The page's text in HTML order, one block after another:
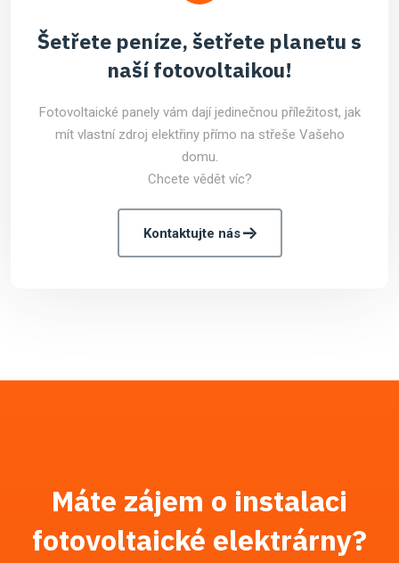
Šetřete peníze, šetřete planetu s
naší fotovoltaikou!
Fotovoltaické panely vám dají jedinečnou příležitost, jak
mít vlastní zdroj elektřiny přímo na střeše Vašeho
domu.
Chcete vědět víc?
Kontaktujte nás
Máte zájem o instalaci
fotovoltaické elektrárny?